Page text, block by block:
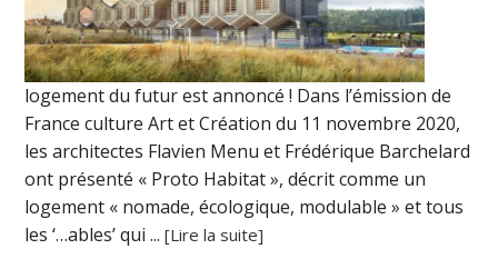
logement du futur est annoncé ! Dans l’émission de
France culture Art et Création du 11 novembre 2020,
les architectes Flavien Menu et Frédérique Barchelard
ont présenté « Proto Habitat », décrit comme un
logement « nomade, écologique, modulable » et tous
les ‘…ables’ qui ...[Lire la suite]